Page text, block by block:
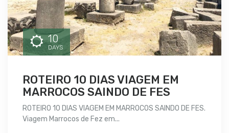
10
DAYS
ROTEIRO 10 DIAS VIAGEM EM
MARROCOS SAINDO DE FES
ROTEIRO 10 DIAS VIAGEM EM MARROCOS SAINDO DE FES.
Viagem Marrocos de Fez em...